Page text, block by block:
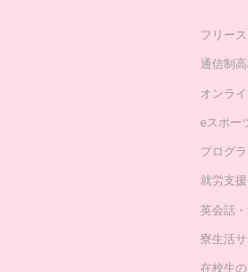
フリー
通信制
オンラ
eスポー
プログ
就労支
英会話
寮生活
在校生